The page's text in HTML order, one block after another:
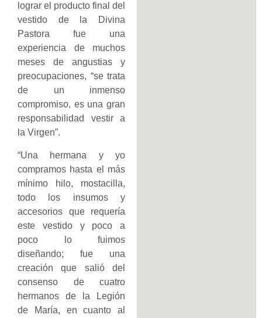
lograr el producto final del
vestido de la Divina
Pastora fue una
experiencia de muchos
meses de angustias y
preocupaciones, “se trata
de un inmenso
compromiso, es una gran
responsabilidad vestir a
la Virgen”.
“Una hermana y yo
compramos hasta el más
mínimo hilo, mostacilla,
todo los insumos y
accesorios que requería
este vestido y poco a
poco lo fuimos
diseñando; fue una
creación que salió del
consenso de cuatro
hermanos de la Legión
de María, en cuanto al